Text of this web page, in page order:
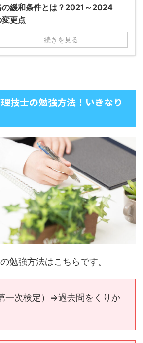
の緩和条件とは？2021～2024
変更点
続きを見る
技士の勉強方法！いきなり
勉強方法はこちらです。
一次検定）⇒過去問をくりか